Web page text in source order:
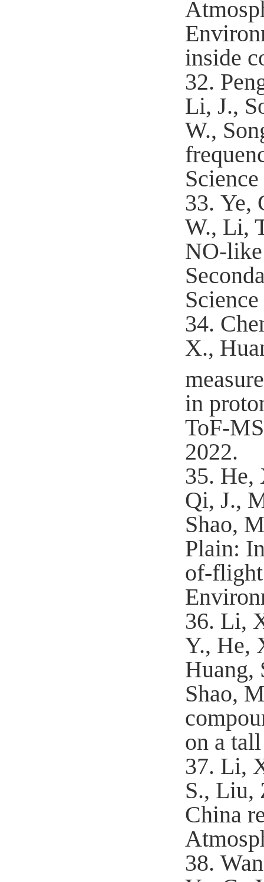
inside
32.
Li, J.,
W.,
33. Ye,
W., Li,
NO-
34.
X.,
in
ToF-
2022.
35. He,
Qi, J.,
Shao,
Plain:
of-flight
36. Li,
Y., He,
Huang,
Shao,
on a
37. Li,
S., Liu,
China
38.